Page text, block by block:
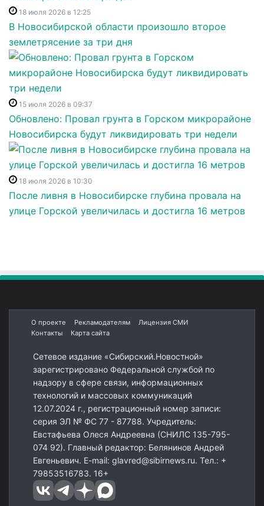
18 июля 2026 в 12:25
В Новосибирской области произошло второе
землетрясение за три дня
15 июля 2026 в 09:37
Обновлено: Провал грунта в Горском микрорайоне
Новосибирска будут ликвидировать три недели
18 июля 2026 в 10:30
После ливня в Новосибирске глубина провала на
улице Горской увеличилась и достигла 16 метров
О проекте Рекламодателям
Лицензия СМИ
Контакты
Карта сайта
Сетевое издание «Сибирский.Новостной»
зарегистрировано Федеральной службой по
надзору в сфере связи, информационных
технологий и массовых коммуникаций
12.07.2024 г., регистрационный номер записи:
серия ЭЛ № ФС 77 - 87788. Учредитель:
Евстафьева Олеся Андреевна (СНИЛС 135-795-
074 92). Главный редактор: Белянинов Андрей
Евгеньевич. E-mail: glavred@sibirnews.ru. Тел.: +
79853516783. 16+